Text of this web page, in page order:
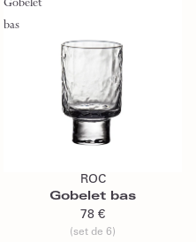
Gobelet
bas
ROC
Gobelet bas
78 €
(set de 6)